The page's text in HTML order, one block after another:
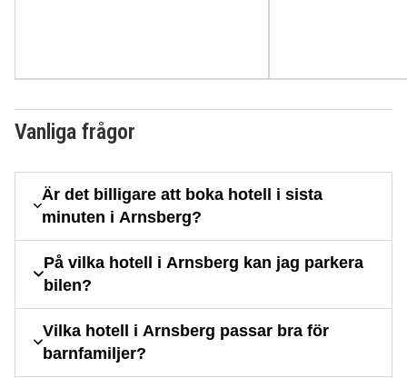
Vanliga frågor
Är det billigare att boka hotell i sista
minuten i Arnsberg?
På vilka hotell i Arnsberg kan jag parkera
bilen?
Vilka hotell i Arnsberg passar bra för
barnfamiljer?